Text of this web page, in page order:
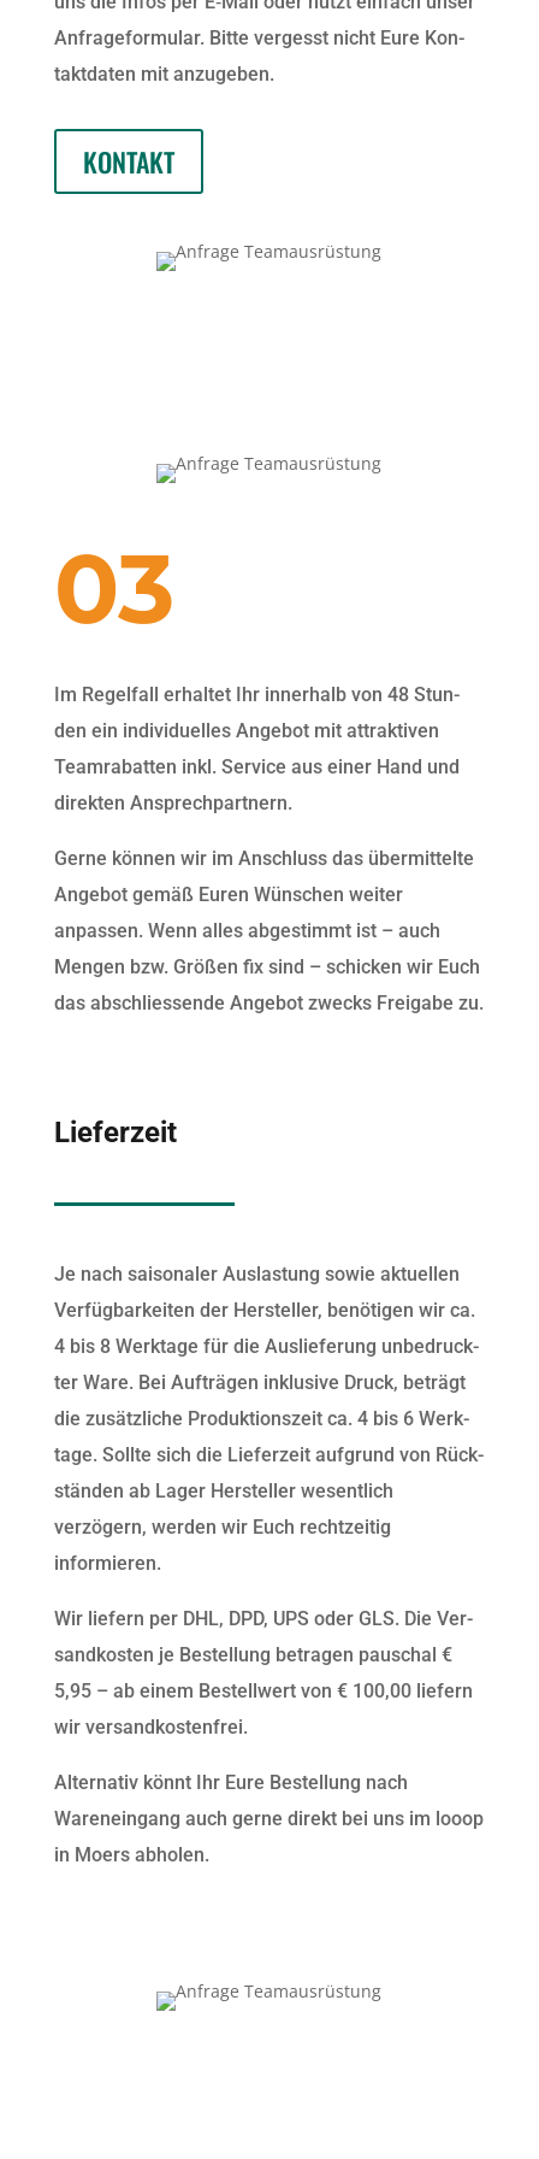
Anfrage­for­mu­lar. Bitte vergesst nicht Eure Kon­
tak­t­dat­en mit anzugeben.
KON­TAKT
03
Im Regelfall erhal­tet Ihr inner­halb von 48 Stun­
den ein indi­vidu­elles Ange­bot mit attrak­tiv­en
Team­ra­bat­ten inkl. Ser­vice aus ein­er Hand und
direk­ten Ansprechpartnern.
Gerne kön­nen wir im Anschluss das über­mit­telte
Ange­bot gemäß Euren Wün­schen weit­er
anpassen. Wenn alles abges­timmt ist – auch
Men­gen bzw. Größen fix sind – schick­en wir Euch
das abschliessende Ange­bot zwecks Freiga­be zu.
Lieferzeit
Je nach saisonaler Aus­las­tung sowie aktuellen
Ver­füg­barkeit­en der Her­steller, benöti­gen wir ca.
4 bis 8 Werk­tage für die Aus­liefer­ung unbedruck­
ter Ware. Bei Aufträ­gen inklu­sive Druck, beträgt
die zusät­zliche Pro­duk­tion­szeit ca. 4 bis 6 Werk­
tage. Sollte sich die Lieferzeit auf­grund von Rück­
stän­den ab Lager Her­steller wesentlich
verzögern, wer­den wir Euch rechtzeit­ig
informieren.
Wir liefern per DHL, DPD, UPS oder GLS. Die Ver­
sand­kosten je Bestel­lung betra­gen pauschal €
5,95 – ab einem Bestell­w­ert von € 100,00 liefern
wir versandkostenfrei.
Alter­na­tiv kön­nt Ihr Eure Bestel­lung nach
Warenein­gang auch gerne direkt bei uns im looop
in Moers abholen.